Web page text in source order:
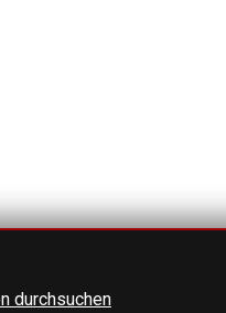
durchsuchen